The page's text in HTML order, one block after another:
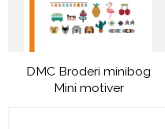
DMC Broderi minibog
Mini motiver